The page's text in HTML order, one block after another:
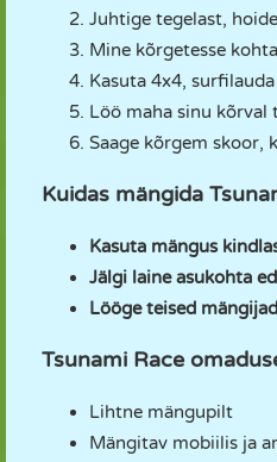
Juhtige tegelast,
Mine kõrgetesse
Kasuta 4x4,
Löö maha sinu kõrval
Saage kõrgem skoor,
Kuidas mängida
Kasuta mängus
Jälgi laine asukohta
Lööge teised
Tsunami Race
Lihtne mängupilt
Mängitav mobiilis ja